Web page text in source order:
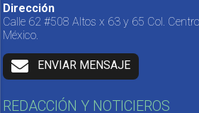
Dirección
Calle 62 #508 Altos x 63 y 65 Col.
México.
ENVIAR MENSAJE
REDACCIÓN Y NOTICIEROS